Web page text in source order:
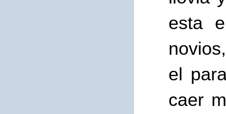
esta
el
caer